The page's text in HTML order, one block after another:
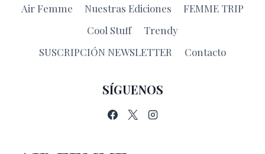
Air Femme Nuestras Ediciones
FEMME TRIP
Cool Stuff
Trendy
SUSCRIPCIÓN NEWSLETTER
Contacto
SÍGUENOS